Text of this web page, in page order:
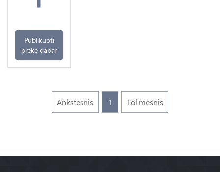
Publikuoti
prekę dabar
Ankstesnis 1 Tolimesnis